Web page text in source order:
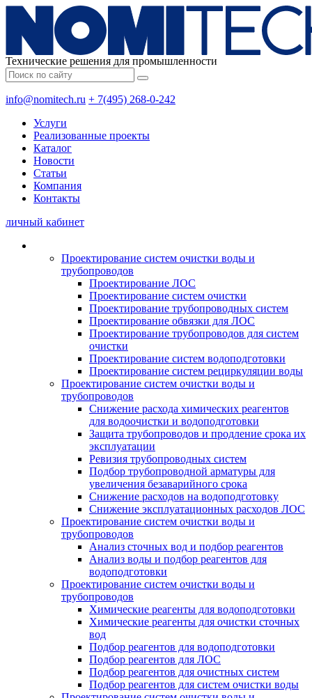
Технические решения для промышленности
info@nomitech.ru + 7(495) 268-0-242
Услуги
Реализованные проекты
Каталог
Новости
Статьи
Компания
Контакты
личный кабинет
Проектирование систем очистки воды и
трубопроводов
Проектирование ЛОС
Проектирование систем очистки
Проектирование трубопроводных систем
Проектирование обвязки для ЛОС
Проектирование трубопроводов для систем
очистки
Проектирование систем водоподготовки
Проектирование систем рециркуляции воды
Проектирование систем очистки воды и
трубопроводов
Снижение расхода химических реагентов
для водоочистки и водоподготовки
Защита трубопроводов и продление срока их
эксплуатации
Ревизия трубопроводных систем
Подбор трубопроводной арматуры для
увеличения безаварийного срока
Снижение расходов на водоподготовку
Снижение эксплуатационных расходов ЛОС
Проектирование систем очистки воды и
трубопроводов
Анализ сточных вод и подбор реагентов
Анализ воды и подбор реагентов для
водоподготовки
Проектирование систем очистки воды и
трубопроводов
Химические реагенты для водоподготовки
Химические реагенты для очистки сточных
вод
Подбор реагентов для водоподготовки
Подбор реагентов для ЛОС
Подбор реагентов для очистных систем
Подбор реагентов для систем очистки воды